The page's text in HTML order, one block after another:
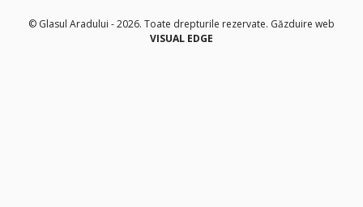
© Glasul Aradului - 2026. Toate drepturile rezervate. Găzduire web
VISUAL EDGE